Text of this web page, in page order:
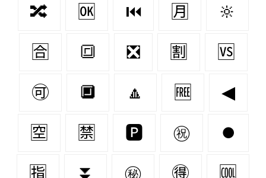
🔀 🆗 ⏮ 🈷 🔆
🈴 🔳 ❎ 🈹 🆚
🉑 🔲 🔼 🆓 ◀
🈳 🈲 🅿 ㊗ ⏺
🈯 ⏬ ㊙ 🉐 🆒